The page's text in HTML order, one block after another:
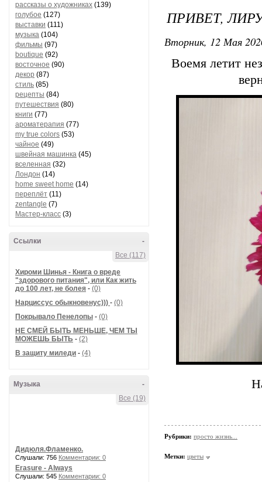
рассказы о художниках (139)
голубое (127)
выставки (111)
музыка (104)
фильмы (97)
boutique (92)
восточное (90)
декор (87)
стиль (85)
рецепты (84)
путешествия (80)
книги (77)
ароматерапия (77)
my true colors (53)
чайное (49)
швейная машинка (45)
вселенная (32)
Лондон (14)
home sweet home (14)
переплёт (11)
zentangle (7)
Мастер-класс (3)
-
Ссылки
Все (117)
Хироми Шинья - Книга о вреде
"здорового питания", или Как жить
до 100 лет, не болея - (0)
Нарциссус обыкновенус))) - (0)
Покрывало Пенелопы - (0)
НЕ СМЕЙ БЫТЬ МЕНЬШЕ, ЧЕМ ТЫ
МОЖЕШЬ БЫТЬ - (2)
В защиту миледи - (4)
-
Музыка
Все (19)
Дидюля.Фламенко.
Слушали: 756 Комментарии: 0
Erasure - Always
Слушали: 545 Комментарии: 0
ПРИВЕТ,
Вторник, 12 Мая
Воемя летит
Рубрики: просто жизнь...
Метки: цветы